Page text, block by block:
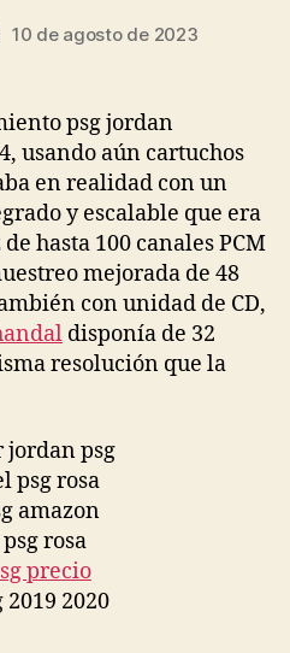
10 de agosto de 2023
usando aún cartuchos
en realidad con un
y escalable que era
hasta 100 canales PCM
mejorada de 48
con unidad de CD,
disponía de 32
resolución que la